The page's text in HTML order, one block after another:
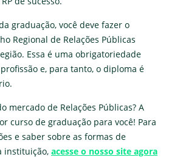
graduação, você deve fazer o
Regional de Relações Públicas
Essa é uma obrigatoriedade
e, para tanto, o diploma é
mercado de Relações Públicas? A
curso de graduação para você! Para
e saber sobre as formas de
instituição, acesse o nosso site agora